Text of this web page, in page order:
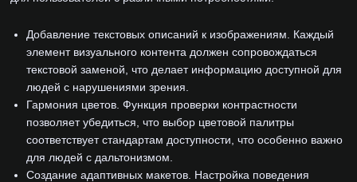
Добавление текстовых описаний к изображениям. Каждый
элемент визуального контента должен сопровождаться
текстовой заменой, что делает информацию доступной для
людей с нарушениями зрения.
Гармония цветов. Функция проверки контрастности
позволяет убедиться, что выбор цветовой палитры
соответствует стандартам доступности, что особенно важно
для людей с дальтонизмом.
Создание адаптивных макетов. Настройка поведения